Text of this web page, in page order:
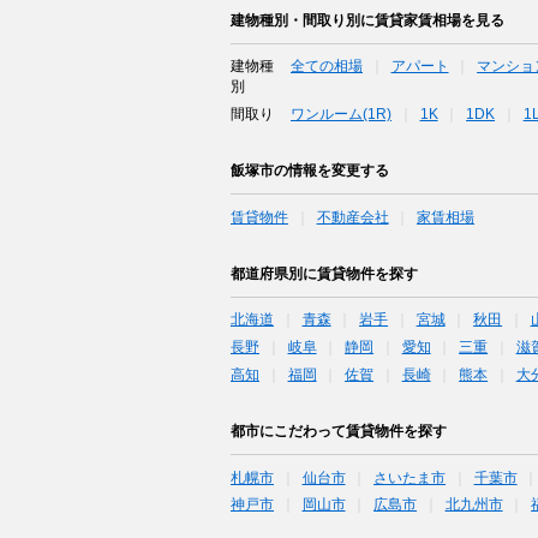
建物種別・間取り別に賃貸家賃相場を見る
建物種
別
全ての相場 アパート マンショ
間取り ワンルーム(1R) 1K 1DK
飯塚市の情報を変更する
賃貸物件 不動産会社 家賃相場
都道府県別に賃貸物件を探す
北海道 青森 岩手 宮城 秋田
長野
岐阜 静岡 愛知 三重 滋
高知
福岡 佐賀 長崎 熊本 大
都市にこだわって賃貸物件を探す
札幌市 仙台市 さいたま市 千葉市
神戸市
岡山市 広島市 北九州市